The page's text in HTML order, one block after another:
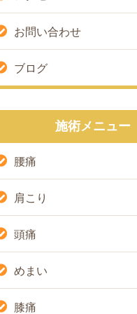
お問い合わせ
ブログ
施術メニュー
腰痛
肩こり
頭痛
めまい
膝痛